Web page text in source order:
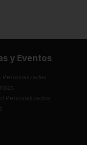
y Eventos
Personalizadas
Personalizados